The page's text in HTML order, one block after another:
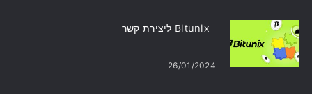
Bitunix ליצירת קשר
26/01/2024